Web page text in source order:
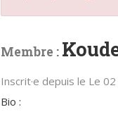
Membre :
Inscrit·e depuis le Le
Bio :